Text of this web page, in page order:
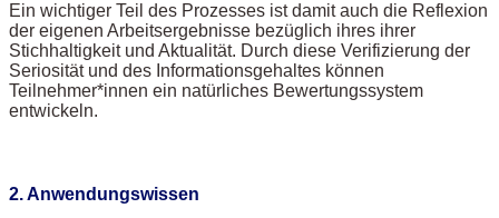
Ein wichtiger Teil des Prozesses ist damit auch die Reflexion
der eigenen Arbeitsergebnisse bezüglich ihres ihrer
Stichhaltigkeit und Aktualität. Durch diese Verifizierung der
Seriosität und des Informationsgehaltes können
Teilnehmer*innen ein natürliches Bewertungssystem
entwickeln.
2. Anwendungswissen